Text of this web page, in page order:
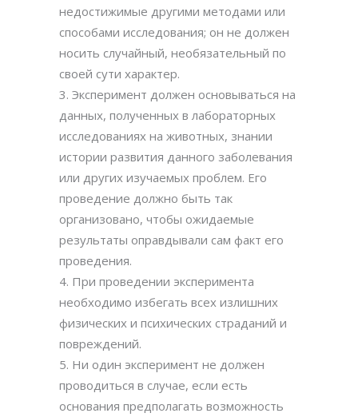
недостижимые другими методами или
способами исследования; он не должен
носить случайный, необязательный по
своей сути характер.
3. Эксперимент должен основываться на
данных, полученных в лабораторных
исследованиях на животных, знании
истории развития данного заболевания
или других изучаемых проблем. Его
проведение должно быть так
организовано, чтобы ожидаемые
результаты оправдывали сам факт его
проведения.
4. При проведении эксперимента
необходимо избегать всех излишних
физических и психических страданий и
повреждений.
5. Ни один эксперимент не должен
проводиться в случае, если есть
основания предполагать возможность